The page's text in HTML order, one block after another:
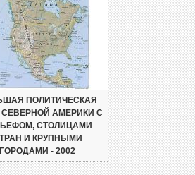
ПОЛИТИЧЕСКАЯ
СЕВЕРНОЙ АМЕРИКИ С
СТОЛИЦАМИ
И КРУПНЫМИ
ГОРОДАМИ - 2002